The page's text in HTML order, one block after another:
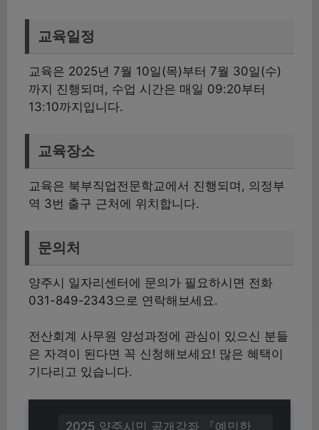
교육일정
교육은 2025년 7월 10일(목)부터 7월 30일(수)
까지 진행되며, 수업 시간은 매일 09:20부터
13:10까지입니다.
교육장소
교육은 북부직업전문학교에서 진행되며, 의정부
역 3번 출구 근처에 위치합니다.
문의처
양주시 일자리센터에 문의가 필요하시면 전화
031-849-2343으로 연락해보세요.
전산회계 사무원 양성과정에 관심이 있으신 분들
은 자격이 된다면 꼭 신청해보세요! 많은 혜택이
기다리고 있습니다.
2025 양주시민 공개강좌 『예민한